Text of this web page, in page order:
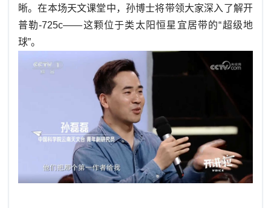
晰。在本场天文课堂中，孙博士将带领大家深入了解开
普勒-725c——这颗位于类太阳恒星宜居带的“超级地
球”。